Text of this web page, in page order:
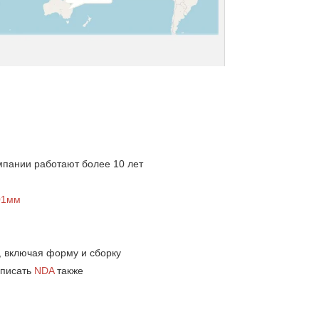
работают более 10 лет
включая форму и сборку
NDA также